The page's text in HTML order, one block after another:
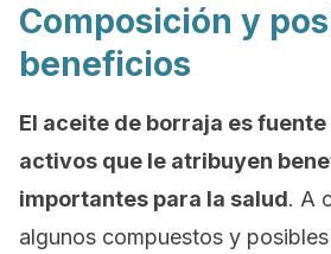
Composición y
beneficios
El aceite de borraja es
activos que le atribuyen
importantes para la salud. A
algunos compuestos y